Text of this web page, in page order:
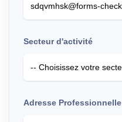
Secteur d'activité
Adresse Professionnelle